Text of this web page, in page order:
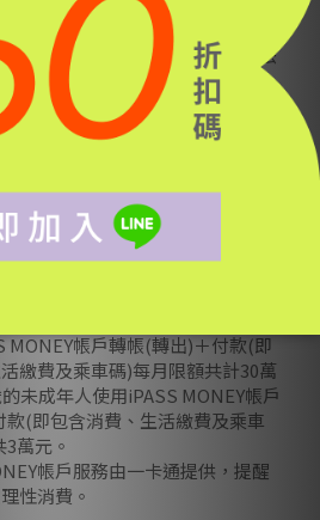
至其他用途，或導致未能在活動
重新付款、參加其他活動，恕無法
帳戶注意事項：
MONEY帳戶必須在Android 8.0以
手機內建瀏覽器更新至最新版
註冊、交易、查詢紀錄問題，請洽
客服中心詢問：客服專線
或至一卡通官網聯絡我們反映。
MONEY帳戶轉帳(轉出)＋付款(即
繳費及乘車碼)每月限額共計30萬
未成年人使用iPASS MONEY帳戶
(即包含消費、生活繳費及乘車
萬元。
帳戶服務由一卡通提供，提醒
性消費。